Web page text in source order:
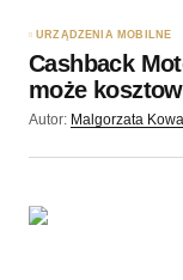
URZĄDZENIA MOBILNE
Cashback
może
Autor: Malgorzata